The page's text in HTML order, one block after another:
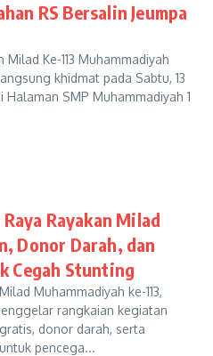
RS Bersalin Jeumpa
Ke-113 Muhammadiyah
khidmat pada Sabtu, 13
SMP Muhammadiyah 1
Rayakan Milad
Donor Darah, dan
Cegah Stunting
Muhammadiyah ke-113,
rangkaian kegiatan
donor darah, serta
pencega...